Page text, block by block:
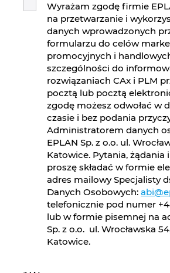
Wyrażam zgodę firmie
na przetwarzanie i
danych wprowadzonych
formularzu do celów
promocyjnych i
szczególności do
rozwiązaniach CAx i PLM
pocztą lub pocztą
zgodę możesz odwołać w
czasie i bez podania
Administratorem danych
EPLAN Sp. z o.o. ul.
Katowice. Pytania, żądania
proszę składać w formie
adres mailowy Specjalisty
Danych Osobowych:
telefonicznie pod numer
lub w formie pisemnej na
Sp. z o.o. ul. Wrocławska
Katowice.